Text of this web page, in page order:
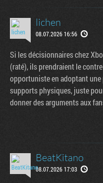
lichen
08.07.2026 16:56
Si les décisionnaires chez
(raté), ils prendraient le
opportuniste en adoptant
supports physiques, juste
donner des arguments aux
BeatKitano
08.07.2026 17:03